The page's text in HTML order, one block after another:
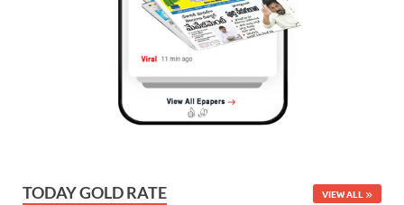
TODAY GOLD RATE VIEW ALL